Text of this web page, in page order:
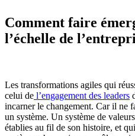
Comment faire
l’échelle de
Les transformations agiles qui
celui de l’engagement des leaders
incarner le changement. Car il ne
un système. Un système de
établies au fil de son histoire, et